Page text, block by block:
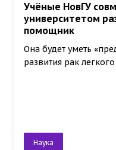
Учёные НовГУ
университетом
помощник
Она будет уметь
развития рак легкого
Наука